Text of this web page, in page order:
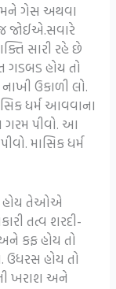
ગેસ અથવા
જોઈએ.સવારે
સારી રહે છે
હોય તો
ઉકાળી લો.
ધર્મ આવવાના
ગરમ પીવો. આ
માસિક ધર્મ
હોય તેઓએ
તત્વ શરદી-
કફ હોય તો
હોય તો
ખરાશ અને